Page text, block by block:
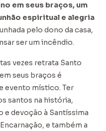
em seus braços, um
espiritual e alegria
pelo dono da casa,
ser um incêndio.
vezes retrata Santo
seus braços é
evento místico. Ter
santos na história,
e devoção à Santíssima
e também a